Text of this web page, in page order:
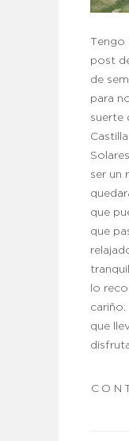
post
de
para
suerte
ser un
que
que
lo
cariño.
que